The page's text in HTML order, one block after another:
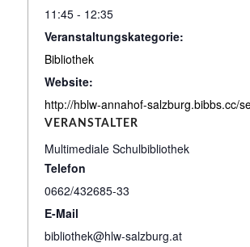
11:45 - 12:35
Veranstaltungskategorie:
Bibliothek
Website:
http://hblw-annahof-salzburg.bibbs.cc/
VERANSTALTER
Multimediale Schulbibliothek
Telefon
0662/432685-33
E-Mail
bibliothek@hlw-salzburg.at